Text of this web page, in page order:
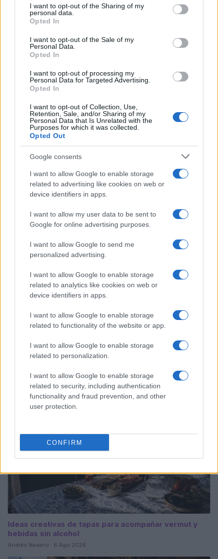
not limited to your visit or usage behaviour. You may click to
grant or deny consent to Google and its third-party tags to
use your data for below specified purposes in below Google
consent section.
I want to opt-out of the Sharing of my
personal data.
Opted In
I want to opt-out of the Sale of my
Personal Data.
Opted In
I want to opt-out of processing my
Personal Data for Targeted Advertising.
Opted In
I want to opt-out of Collection, Use,
Retention, Sale, and/or Sharing of my
Personal Data that Is Unrelated with the
Purposes for which it was collected.
Opted Out
Google consents
I want to allow Google to enable storage
related to advertising like cookies on web or
device identifiers in apps.
I want to allow my user data to be sent to
Google for online advertising purposes.
I want to allow Google to send me
personalized advertising.
I want to allow Google to enable storage
related to analytics like cookies on web or
device identifiers in apps.
I want to allow Google to enable storage
related to functionality of the website or app.
I want to allow Google to enable storage
related to personalization.
I want to allow Google to enable storage
related to security, including authentication
functionality and fraud prevention, and other
user protection.
CONFIRM
LEA TAMBIÉN:
Receta para derretir la grasa: 6 kg en 4
semanas
Arroz: cómo cocinarlo para mantener la figura
Redacción En Cocina
Sigue leyendo
APERITIVOS Y TAPAS
Ideas creativas de tapas para acompañar vermut y
bebidas sin alcohol
Andrés Navarro · 6 Ago 2026